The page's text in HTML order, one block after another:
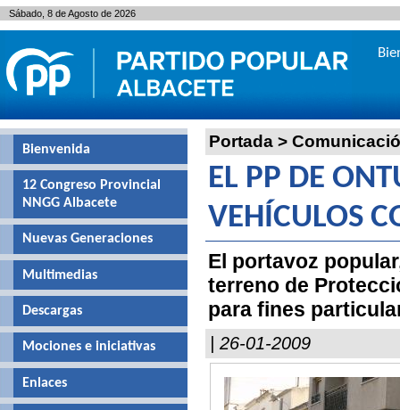
Portada >
EL PP DE
VEHÍCULOS
El portavoz
terreno de
para fines
| 26-01-2009
Bienvenida
12 Congreso Provincial
NNGG Albacete
Nuevas Generaciones
Multimedias
Descargas
Mociones e iniciativas
Enlaces
Sábado, 8 de Agosto de 2026